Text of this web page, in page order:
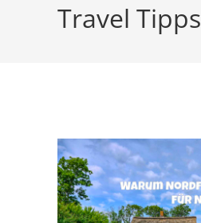
Travel Tipps